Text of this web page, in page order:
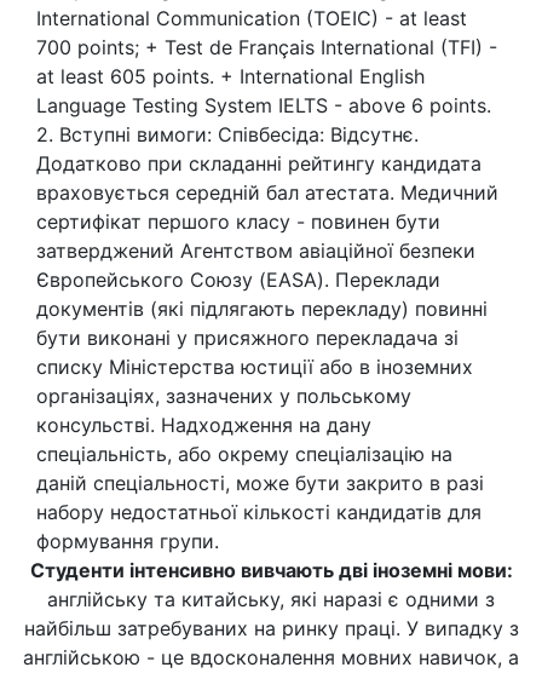
International Communication (TOEIC) - at least
700 points; + Test de Français International (TFI) -
at least 605 points. + International English
Language Testing System IELTS - above 6 points.
2. Вступні вимоги: Співбесіда: Відсутнє.
Додатково при складанні рейтингу кандидата
враховується середній бал атестата. Медичний
сертифікат першого класу - повинен бути
затверджений Агентством авіаційної безпеки
Європейського Союзу (EASA). Переклади
документів (які підлягають перекладу) повинні
бути виконані у присяжного перекладача зі
списку Міністерства юстиції або в іноземних
організаціях, зазначених у польському
консульстві. Надходження на дану
спеціальність, або окрему спеціалізацію на
даній спеціальності, може бути закрито в разі
набору недостатньої кількості кандидатів для
формування групи.
Студенти інтенсивно вивчають дві іноземні мови:
англійську та китайську, які наразі є одними з
найбільш затребуваних на ринку праці. У випадку з
англійською - це вдосконалення мовних навичок, а